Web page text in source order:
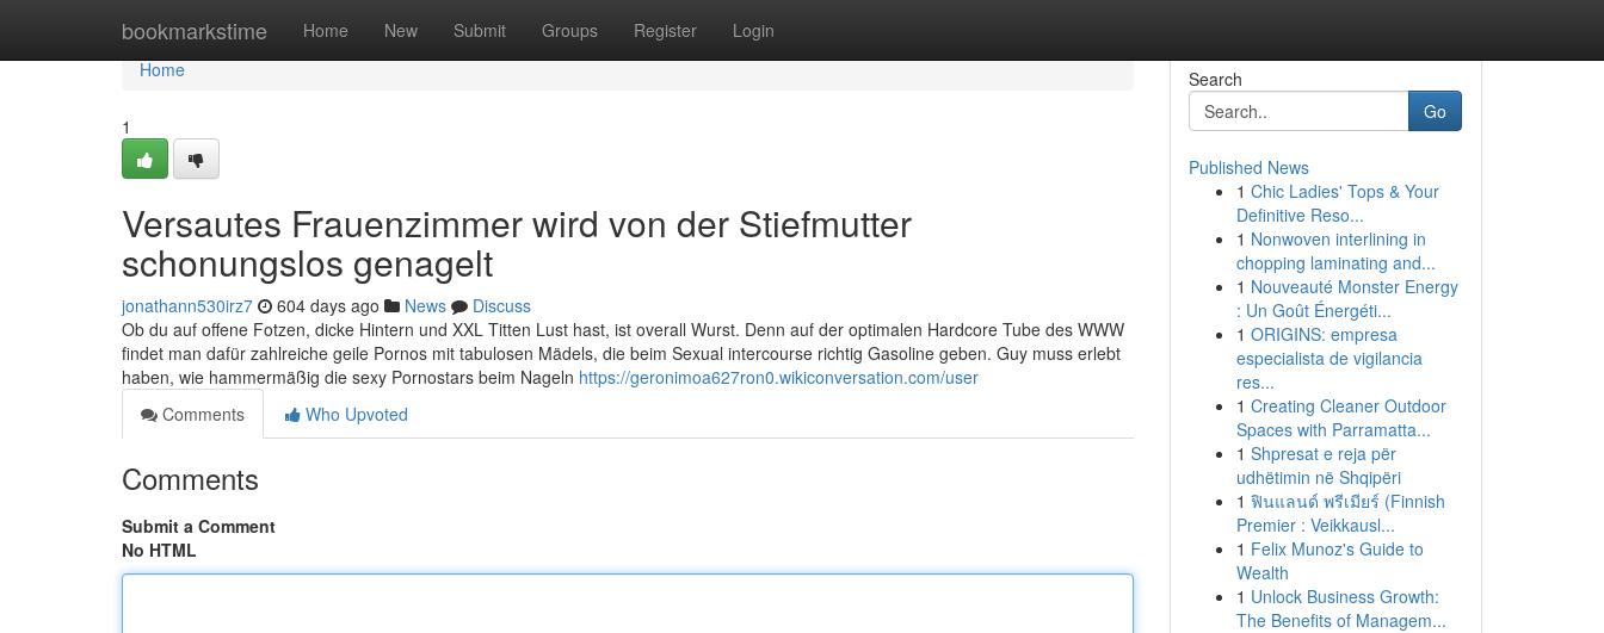
bookmarkstime Home New Submit Groups Register Login
Home
Home
1
Versautes Frauenzimmer wird von der Stiefmutter
schonungslos genagelt
jonathann530irz7 604 days ago News
Discuss
Ob du auf offene Fotzen, dicke Hintern und XXL Titten Lust hast, ist overall Wurst. Denn auf der optimalen Hardcore Tube des WWW
findet man dafür zahlreiche geile Pornos mit tabulosen Mädels, die beim Sexual intercourse richtig Gasoline geben. Guy muss erlebt
haben, wie hammermäßig die sexy Pornostars beim Nageln https://geronimoa627ron0.wikiconversation.com/user
Comments
Who Upvoted
Comments
Submit a Comment
No HTML
Search
Go
Published News
1 Chic Ladies' Tops & Your
Definitive Reso...
1 Nonwoven interlining in
chopping laminating and...
1 Nouveauté Monster Energy
: Un Goût Énergéti...
1 ORIGINS: empresa
especialista de vigilancia
res...
1 Creating Cleaner Outdoor
Spaces with Parramatta...
1 Shpresat e reja për
udhëtimin në Shqipëri
1 ฟินแลนด์ พรีเมียร์ (Finnish
Premier : Veikkausl...
1 Felix Munoz's Guide to
Wealth
1 Unlock Business Growth:
The Benefits of Managem...